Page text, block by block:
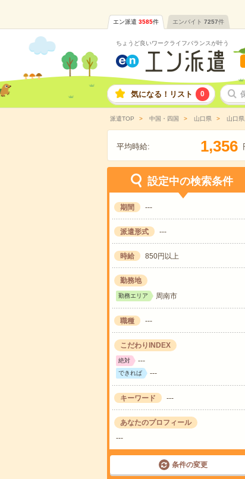
エン派遣 3585件 エンバイト 7257件
ちょうど良いワークライフバランスが叶う
気になる！リスト 0
派遣TOP 中国・四国 山口県 山口
平均時給: 1,356
設定中の検索条件
期間 ---
派遣形式 ---
時給 850円以上
勤務地
勤務エリア 周南市
職種 ---
こだわりINDEX
絶対 ---
できれば ---
キーワード ---
あなたのプロフィール
---
条件の変更